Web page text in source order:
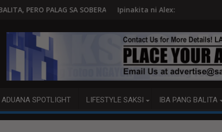
Ipinakita ni Alex: Ang imposible, kayang maging
ADUANA SPOTLIGHT LIFESTYLE SAKSI IBA PANG BALITA